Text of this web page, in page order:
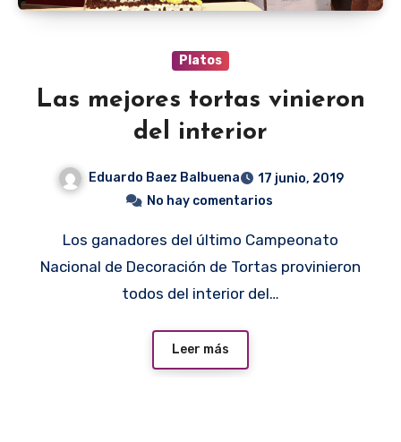
Platos
Las mejores tortas vinieron
del interior
Eduardo Baez Balbuena
17 junio, 2019
No hay comentarios
Los ganadores del último Campeonato
Nacional de Decoración de Tortas provinieron
todos del interior del…
Leer más